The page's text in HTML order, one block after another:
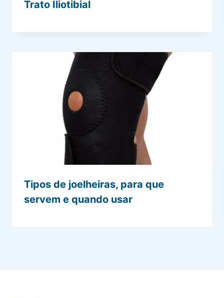
Trato Iliotibial
Tipos de joelheiras, para que
servem e quando usar